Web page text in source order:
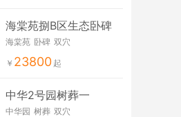
海棠苑捌B区生态卧碑
海棠苑 卧碑 双穴
23800
中华2号园树葬一
中华园 树葬 双穴